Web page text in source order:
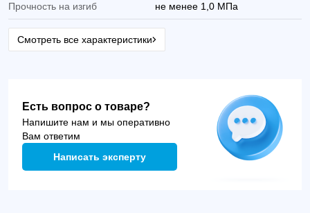
Прочность на изгиб не менее 1,0 МПа
Смотреть все характеристики
Есть вопрос о товаре?
Напишите нам и мы оперативно
Вам ответим
Написать эксперту